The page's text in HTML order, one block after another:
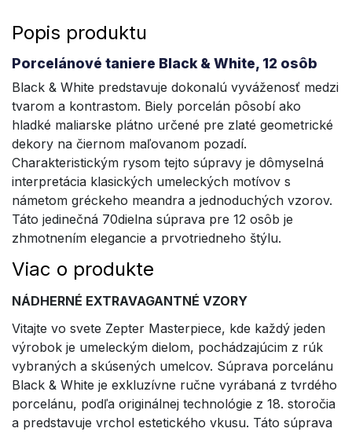
Popis produktu
Porcelánové taniere Black & White, 12 osôb
Black & White predstavuje dokonalú vyváženosť medzi
tvarom a kontrastom. Biely porcelán pôsobí ako
hladké maliarske plátno určené pre zlaté geometrické
dekory na čiernom maľovanom pozadí.
Charakteristickým rysom tejto súpravy je dômyselná
interpretácia klasických umeleckých motívov s
námetom gréckeho meandra a jednoduchých vzorov.
Táto jedinečná 70dielna súprava pre 12 osôb je
zhmotnením elegancie a prvotriedneho štýlu.
Viac o produkte
NÁDHERNÉ EXTRAVAGANTNÉ VZORY
Vitajte vo svete Zepter Masterpiece, kde každý jeden
výrobok je umeleckým dielom, pochádzajúcim z rúk
vybraných a skúsených umelcov. Súprava porcelánu
Black & White je exkluzívne ručne vyrábaná z tvrdého
porcelánu, podľa originálnej technológie z 18. storočia
a predstavuje vrchol estetického vkusu. Táto súprava